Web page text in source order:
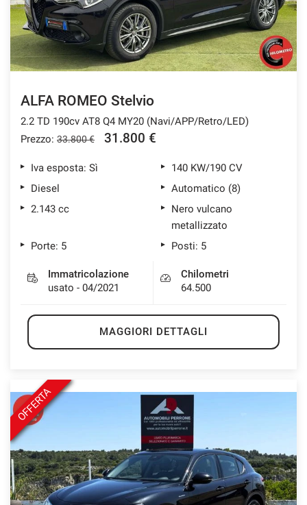
ALFA ROMEO Stelvio
2.2 TD 190cv AT8 Q4 MY20 (Navi/APP/Retro/LED)
Prezzo: 33.800 € 31.800 €
Iva esposta: Sì
140 KW/190 CV
Diesel
Automatico (8)
2.143 cc
Nero vulcano
metallizzato
Porte: 5
Posti: 5
Immatricolazione
usato - 04/2021
Chilometri
64.500
MAGGIORI DETTAGLI
OFFERTA